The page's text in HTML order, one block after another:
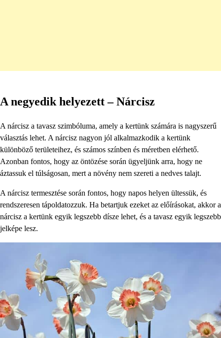
A negyedik helyezett – Nárcisz
A nárcisz a tavasz szimbóluma, amely a kertünk számára is nagyszerű
választás lehet. A nárcisz nagyon jól alkalmazkodik a kertünk
különböző területeihez, és számos színben és méretben elérhető.
Azonban fontos, hogy az öntözése során ügyeljünk arra, hogy ne
áztassuk el túlságosan, mert a növény nem szereti a nedves talajt.
A nárcisz termesztése során fontos, hogy napos helyen ültessük, és
rendszeresen tápoldatozzuk. Ha betartjuk ezeket az előírásokat, akkor a
nárcisz a kertünk egyik legszebb dísze lehet, és a tavasz egyik legszebb
jelképe lesz.